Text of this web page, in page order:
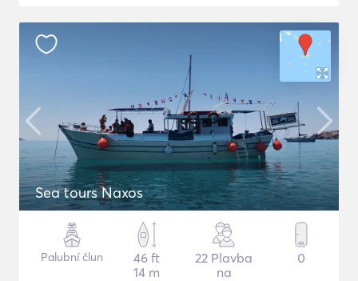
Sea tours Naxos
Palubní člun
46 ft
14 m
22 Plavba
na
0